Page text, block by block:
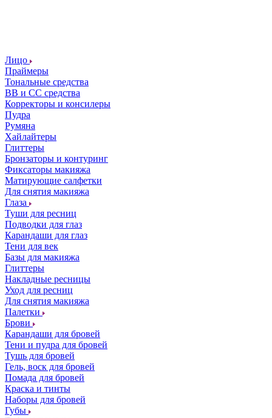
Лицо
Праймеры
Тональные средства
ВВ и СС средства
Корректоры и консилеры
Пудра
Румяна
Хайлайтеры
Глиттеры
Бронзаторы и контуринг
Фиксаторы макияжа
Матирующие салфетки
Для снятия макияжа
Глаза
Туши для ресниц
Подводки для глаз
Карандаши для глаз
Тени для век
Базы для макияжа
Глиттеры
Накладные ресницы
Уход для ресниц
Для снятия макияжа
Палетки
Брови
Карандаши для бровей
Тени и пудра для бровей
Тушь для бровей
Гель, воск для бровей
Помада для бровей
Краска и тинты
Наборы для бровей
Губы